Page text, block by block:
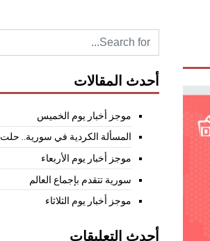
أحدث المقالات
موجز أخبار يوم الخميس
المسألة الكردية في سورية.. حلت
موجز أخبار يوم الأربعاء
سورية تتقدم بإجماع العالم
موجز أخبار يوم الثلاثاء
أحدث التعليقات